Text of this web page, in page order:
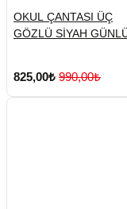
OKUL ÇANTASI ÜÇ
GÖZLÜ SİYAH
825,00₺ 990,00₺